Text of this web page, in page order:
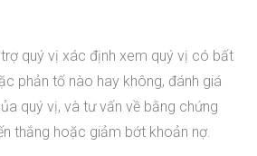
quý vị xác định xem quý vị có bất
phản tố nào hay không, đánh giá
quý vị, và tư vấn về bằng chứng
thắng hoặc giảm bớt khoản nợ.